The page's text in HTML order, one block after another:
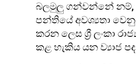
බලමුලු ගන්වන්නේ
පන්තියේ අවශ්‍යතා
කරන ලෙස ශ්‍රී ලංකා
කළ හැකිය යන ව්‍යාජ